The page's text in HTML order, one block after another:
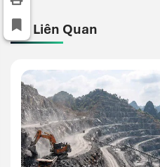
Bài Liên Quan